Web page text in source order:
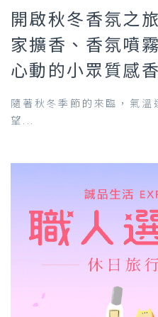
開啟秋冬香氛之
家擴香、香氛噴
心動的小眾質感
隨著秋冬季節的來臨，氣溫
望...